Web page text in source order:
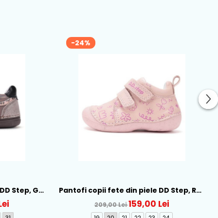
și să meargă cu
Step, Gri
-24%
Pantofi copii fete din piele DD Step, Roz
- S015-61675A
209,00 Lei159,00 Lei